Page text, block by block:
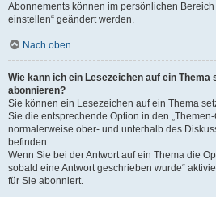
Abonnements können im persönlichen
einstellen“ geändert werden.
Nach oben
Wie kann ich ein Lesezeichen auf ein Thema
abonnieren?
Sie können ein Lesezeichen auf ein Thema
Sie die entsprechende Option in den
normalerweise ober- und unterhalb des
befinden.
Wenn Sie bei der Antwort auf ein Thema die
sobald eine Antwort geschrieben wurde“
für Sie abonniert.